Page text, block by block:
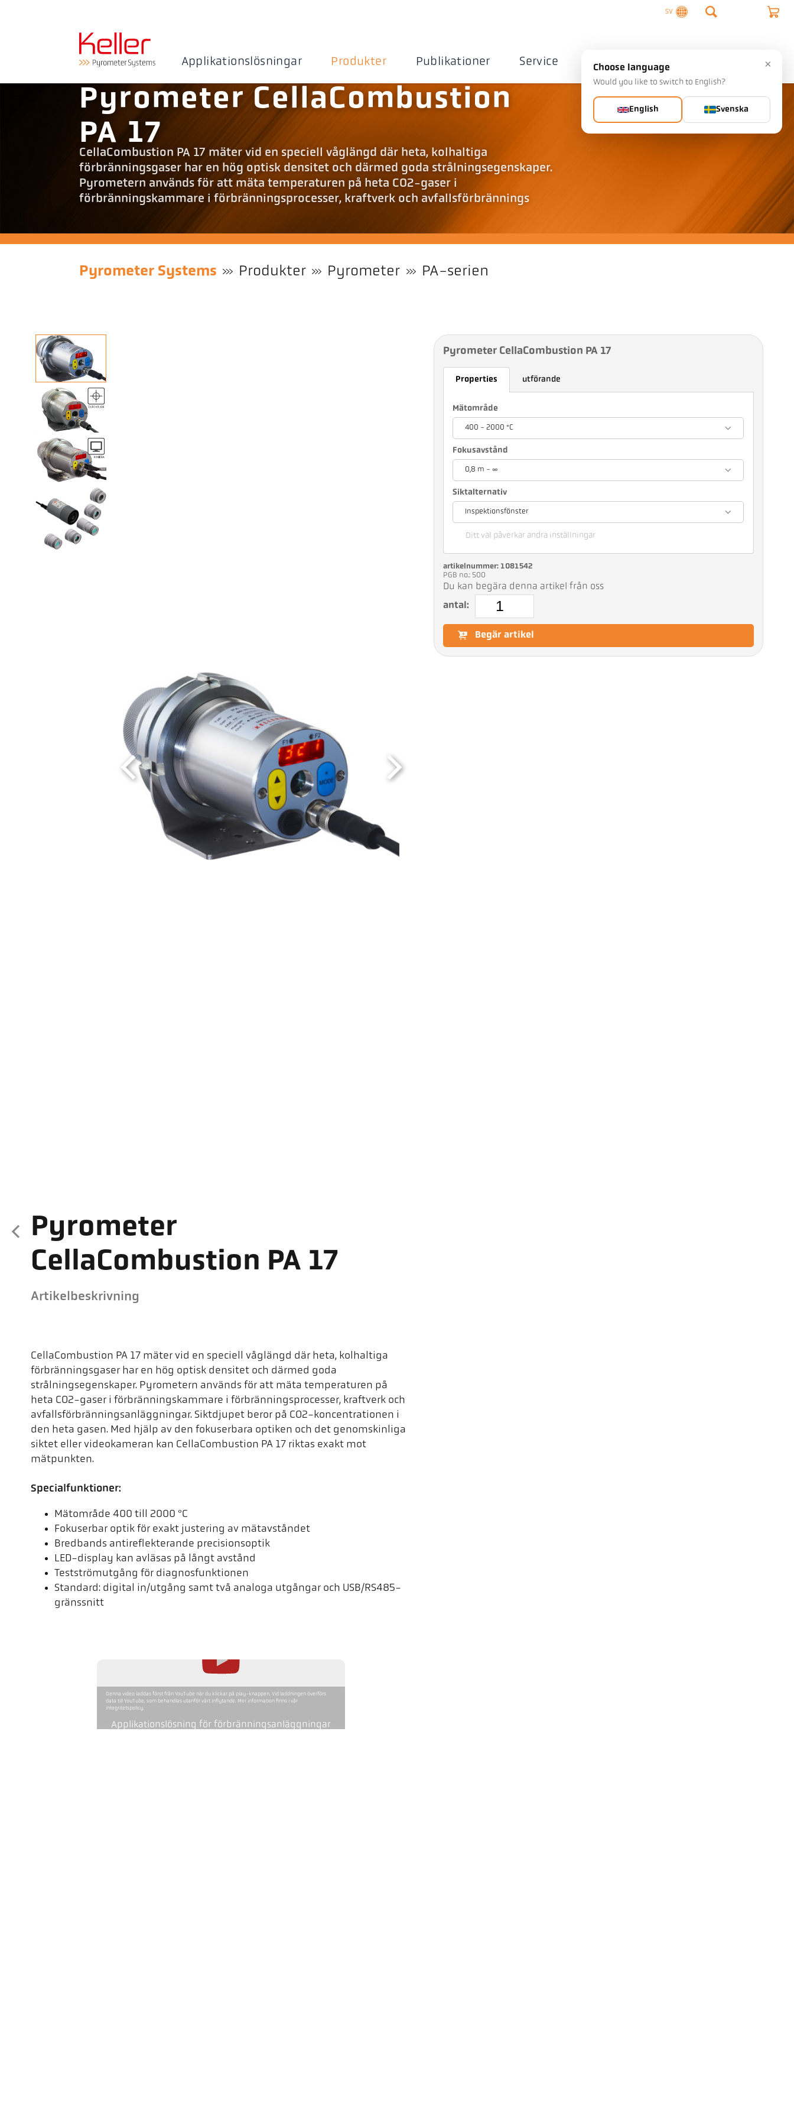
SV
Applikationslösningar Produkter Publikationer Service Företag Kontakta
Pyrometer CellaCombustion
PA 17
CellaCombustion PA 17 mäter vid en speciell våglängd där heta, kolhaltiga
förbränningsgaser har en hög optisk densitet och därmed goda strålningsegenskaper.
Pyrometern används för att mäta temperaturen på heta CO2-gaser i
förbränningskammare i förbränningsprocesser, kraftverk och avfallsförbrännings
Pyrometer Systems Produkter Pyrometer PA-serien
Pyrometer
CellaCombustion PA 17
Artikelbeskrivning
CellaCombustion PA 17 mäter vid en speciell våglängd där heta, kolhaltiga
förbränningsgaser har en hög optisk densitet och därmed goda
strålningsegenskaper. Pyrometern används för att mäta temperaturen på
heta CO2-gaser i förbränningskammare i förbränningsprocesser, kraftverk och
avfallsförbränningsanläggningar. Siktdjupet beror på CO2-koncentrationen i
den heta gasen. Med hjälp av den fokuserbara optiken och det genomskinliga
siktet eller videokameran kan CellaCombustion PA 17 riktas exakt mot
mätpunkten.
Specialfunktioner:
Mätområde 400 till 2000 °C
Fokuserbar optik för exakt justering av mätavståndet
Bredbands antireflekterande precisionsoptik
LED-display kan avläsas på långt avstånd
Testströmutgång för diagnosfunktionen
Standard: digital in/utgång samt två analoga utgångar och USB/RS485-
gränssnitt
Denna video laddas först från YouTube när du klickar på play-knappen. Vid laddningen överförs
data till YouTube, som behandlas utanför vårt inflytande. Mer information finns i vår
integritetspolicy.
Applikationslösning för förbränningsanläggningar
Pyrometer CellaCombustion PA 17
Properties utförande
Mätområde
400 - 2000 °C
Fokusavstånd
0,8 m - ∞
Siktalternativ
Inspektionsfönster
Ditt val påverkar andra inställningar
artikelnummer: 1081542
PGB no.: 500
Du kan begära denna artikel från oss
antal:
Begär artikel
×
Choose language
Would you like to switch to English?
English Svenska